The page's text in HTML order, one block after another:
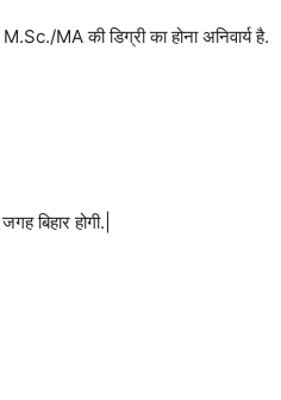
MA की डिग्री का होना अनिवार्य है.
बिहार होगी.|